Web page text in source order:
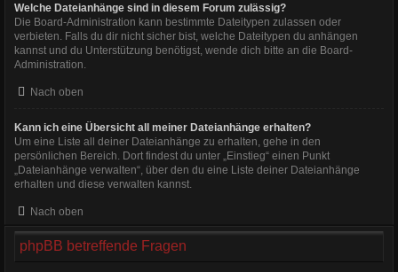
Welche Dateianhänge sind in diesem Forum zulässig?
Die Board-Administration kann bestimmte Dateitypen zulassen oder
verbieten. Falls du dir nicht sicher bist, welche Dateitypen du anhängen
kannst und du Unterstützung benötigst, wende dich bitte an die Board-
Administration.
Nach oben
Kann ich eine Übersicht all meiner Dateianhänge erhalten?
Um eine Liste all deiner Dateianhänge zu erhalten, gehe in den
persönlichen Bereich. Dort findest du unter „Einstieg“ einen Punkt
„Dateianhänge verwalten“, über den du eine Liste deiner Dateianhänge
erhalten und diese verwalten kannst.
Nach oben
phpBB betreffende Fragen